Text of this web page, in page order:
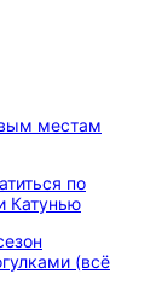
местам
по
Катунью